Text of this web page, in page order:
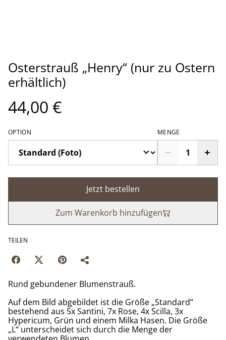
Osterstrauß „Henry“ (nur zu Ostern
erhältlich)
44,00 €
OPTION MENGE
Jetzt bestellen
Zum Warenkorb hinzufügen
TEILEN
Rund gebundener Blumenstrauß.
Auf dem Bild abgebildet ist die Größe „Standard“
bestehend aus 5x Santini, 7x Rose, 4x Scilla, 3x
Hypericum, Grün und einem Milka Hasen. Die Größe
„L“ unterscheidet sich durch die Menge der